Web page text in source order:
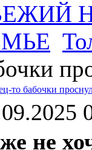
то бабочки
не